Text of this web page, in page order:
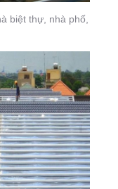
biệt thự, nhà phố,